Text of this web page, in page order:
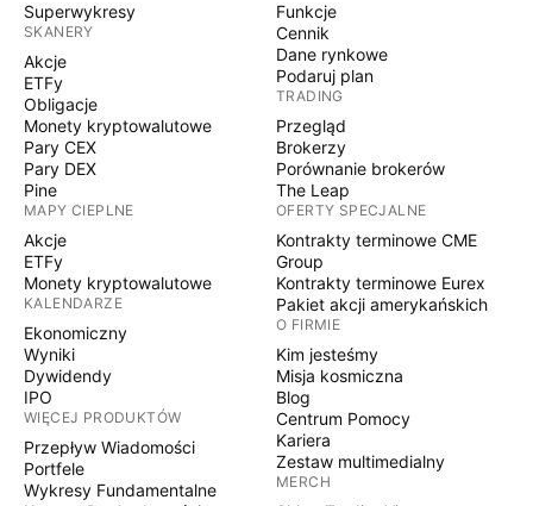
Superwykresy
SKANERY
Akcje
ETFy
Obligacje
Monety kryptowalutowe
Pary CEX
Pary DEX
Pine
MAPY CIEPLNE
Akcje
ETFy
Monety kryptowalutowe
KALENDARZE
Ekonomiczny
Wyniki
Dywidendy
IPO
WIĘCEJ PRODUKTÓW
Przepływ Wiadomości
Portfele
Wykresy Fundamentalne
Funkcje
Cennik
Dane rynkowe
Podaruj plan
TRADING
Przegląd
Brokerzy
Porównanie brokerów
The Leap
OFERTY SPECJALNE
Kontrakty terminowe CME
Group
Kontrakty terminowe Eurex
Pakiet akcji amerykańskich
O FIRMIE
Kim jesteśmy
Misja kosmiczna
Blog
Centrum Pomocy
Kariera
Zestaw multimedialny
MERCH